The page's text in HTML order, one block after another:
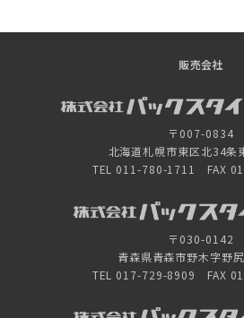
販売会社
〒007-0834
北海道札幌市東区北34
TEL 011-780-1711 FAX
〒030-0142
青森県青森市野木字野
TEL 017-729-8909 FAX